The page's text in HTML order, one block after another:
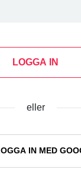
LOGGA IN
eller
IN MED